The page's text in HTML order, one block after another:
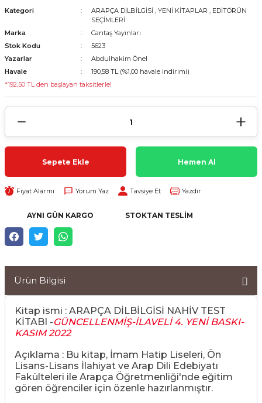
Kategori ARAPÇA DİLBİLGİSİ , YENİ KİTAPLAR , EDİTÖRÜN
SEÇİMLERİ
Marka
Cantaş Yayınları
Stok Kodu
5623
Yazarlar
Abdulhakim Önel
Havale
190,58 TL (%1,00 havale indirimi)
*192,50 TL den başlayan taksitlerle!
Sepete Ekle Hemen Al
Fiyat Alarmı Yorum Yaz Tavsiye Et Yazdır
AYNI GÜN KARGO STOKTAN TESLIM
Ürün Bilgisi
Kitap ismi : ARAPÇA DİLBİLGİSİ NAHİV TEST
KİTABI -GÜNCELLENMİŞ-İLAVELİ 4. YENİ BASKI-
KASIM 2022
Açıklama : Bu kitap, İmam Hatip Liseleri, Ön
Lisans-Lisans İlahiyat ve Arap Dili Edebiyatı
Fakülteleri ile Arapça Öğretmenliği'nde eğitim
gören öğrenciler için özenle hazırlanmıştır.